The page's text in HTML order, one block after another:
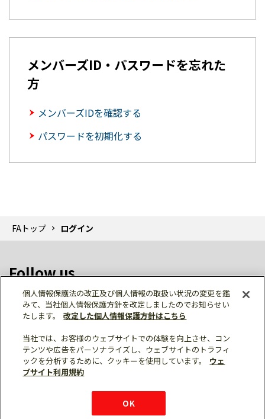
メンバーズID・パスワードを忘れた
方
メンバーズIDを確認する
パスワードを初期化する
FAトップ ログイン
Follow us
個人情報保護 利用規約
ご利用にあたって
サイトマップ
三菱電機トップ
個人情報保護法の改正及び個人情報の取扱い状況の変更を鑑
みて、当社個人情報保護方針を改定しましたのでお知らせい
たします。
改定した個人情報保護方針はこちら
当社では、お客様のウェブサイトでの体験を向上させ、コン
テンツや広告をパーソナライズし、ウェブサイトのトラフィ
ックを分析するために、クッキーを使用しています。
ウェ
ブサイト利用規約
OK
チャットサービス